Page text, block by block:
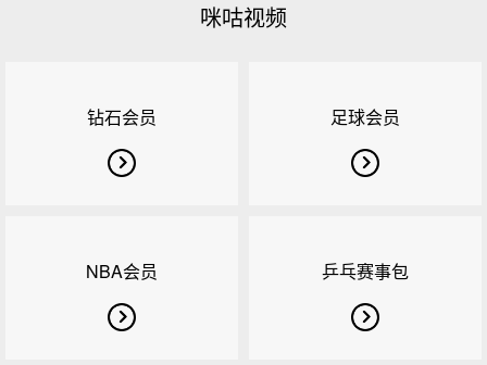
咪咕视频
钻石会员 足球会员
NBA会员 乒乓赛事包